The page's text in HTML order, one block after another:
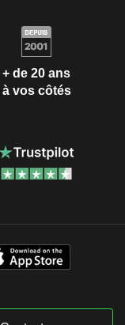
+ de 20 ans
à vos côtés